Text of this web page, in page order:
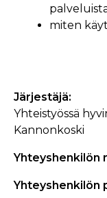
miten
Järjestäjä
Yhteistyössä
Kannonkoski
Yhteyshenkilön
Yhteyshenkilön